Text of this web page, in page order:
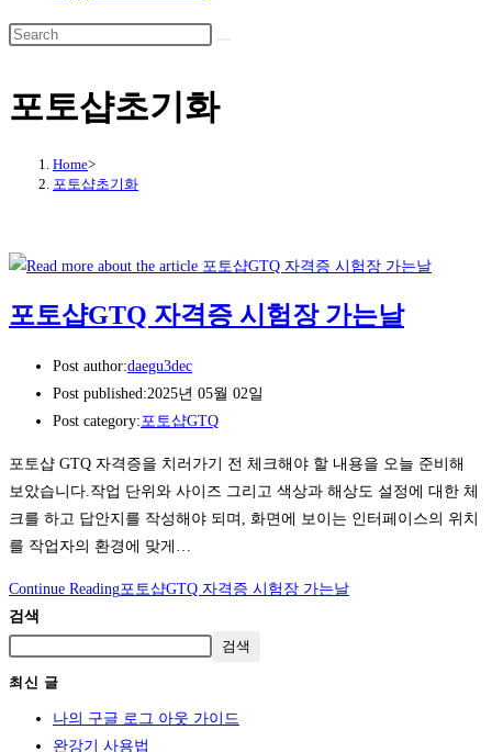
포토샵초기화
Home>
포토샵초기화
포토샵GTQ 자격증 시험장 가는날
Post author:daegu3dec
Post published:2025년 05월 02일
Post category:포토샵GTQ
포토샵 GTQ 자격증을 치러가기 전 체크해야 할 내용을 오늘 준비해
보았습니다.작업 단위와 사이즈 그리고 색상과 해상도 설정에 대한 체
크를 하고 답안지를 작성해야 되며, 화면에 보이는 인터페이스의 위치
를 작업자의 환경에 맞게…
Continue Reading포토샵GTQ 자격증 시험장 가는날
검색
검색
최신 글
나의 구글 로그 아웃 가이드
완강기 사용법